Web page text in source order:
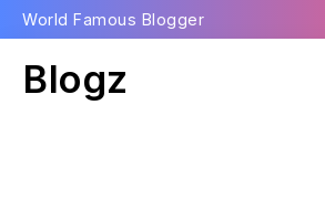
World Famous Blogger
Blogz